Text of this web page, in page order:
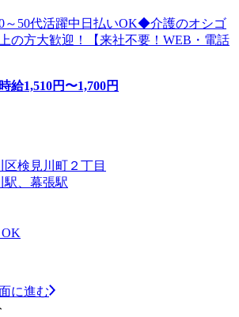
50代活躍中日払いOK◆介護のオシゴ
の方大歓迎！【来社不要！WEB・電話
時給1,510円〜1,700円
検見川町２丁目
駅、幕張駅
に進む